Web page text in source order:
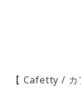
【 Cafetty / カ